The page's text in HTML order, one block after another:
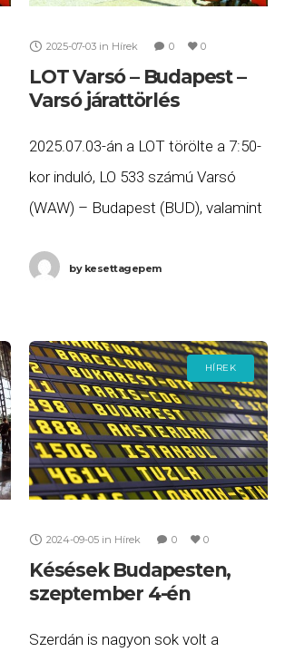
2025-07-03 in Hírek 0 0
LOT Varsó – Budapest –
Varsó járattörlés
2025.07.03-án a LOT törölte a 7:50-
kor induló, LO 533 számú Varsó
(WAW) – Budapest (BUD), valamint
Budapest (BUD) – Varsó (WAW)
bykesettagepem
HÍREK
2024-09-05 in Hírek 0 0
Késések Budapesten,
szeptember 4-én
Szerdán is nagyon sok volt a